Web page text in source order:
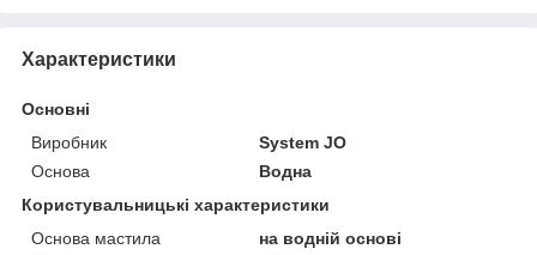
Характеристики
Основні
Виробник
System JO
Основа
Водна
Користувальницькі характеристики
Основа мастила
на водній основі